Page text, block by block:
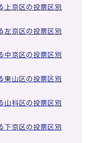
上京区の投票区別
左京区の投票区別
中京区の投票区別
東山区の投票区別
山科区の投票区別
下京区の投票区別